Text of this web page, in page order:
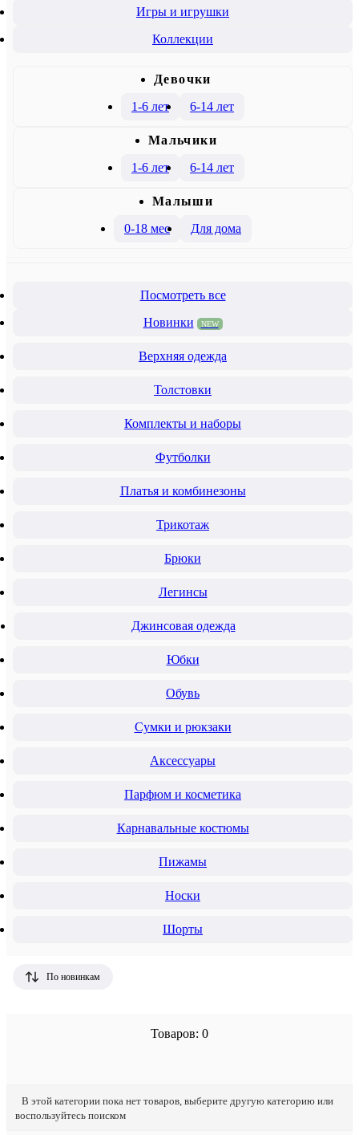
Игры и игрушки
Коллекции
Девочки
1-6 лет
6-14 лет
Mальчики
1-6 лет
6-14 лет
Малыши
0-18 мес
Для дома
Посмотреть все
Новинки
NEW
Верхняя одежда
Толстовки
Комплекты и наборы
Футболки
Платья и комбинезоны
Трикотаж
Брюки
Легинсы
Джинсовая одежда
Юбки
Обувь
Сумки и рюкзаки
Аксессуары
Парфюм и косметика
Карнавальные костюмы
Пижамы
Носки
Шорты
По новинкам
Товаров: 0
В этой категории пока нет товаров, выберите другую категорию или
воспользуйтесь поиском